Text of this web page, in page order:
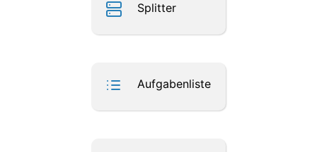
Splitter
Aufgabenliste